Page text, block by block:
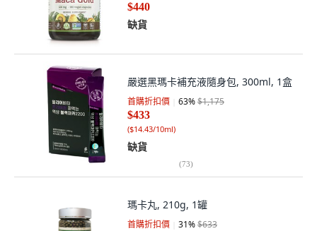
$440
缺貨
嚴選黑瑪卡補充液隨身包, 300ml, 1盒
首購折扣價 63%$1,175
$433
($14.43/10ml)
缺貨
(73)
瑪卡丸, 210g, 1罐
首購折扣價 31%$633